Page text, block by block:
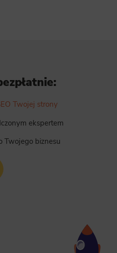
Twojej strony
ekspertem
Twojego biznesu